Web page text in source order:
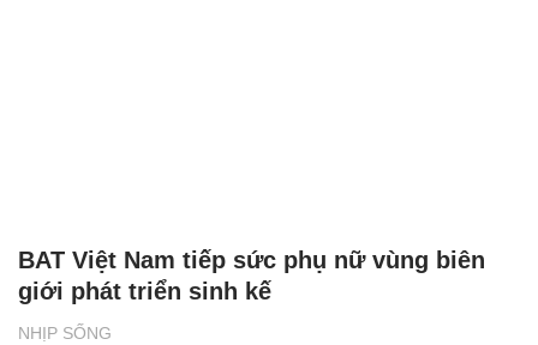
NHỊP SỐNG
BAT Việt Nam tiếp sức phụ nữ vùng biên
giới phát triển sinh kế